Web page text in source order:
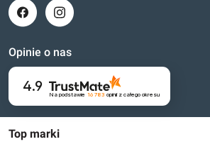
Top marki
Opinie o nas
4.9
Na podstawie 16 783 opinii z całego okresu